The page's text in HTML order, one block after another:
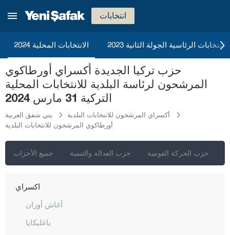
انتخابات
الانتخابات المحلية 2024 2023 الانتخابات الرئاسية الجولة الثانية
حزب تركيا الجديدة أكسراي أورطاكوي
المرشحون لرئاسة البلدية للانتخابات المحلية
التركية 31 مارس 2024
يني شفق العربية
أكسراي المرشحون للانتخابات البلدية
أورطاكوي المرشحون للانتخابات البلدية
جميع الأحزاب حزب العدالة والتنمية حزب الحركة القومية
إسطنبول
أنقرة
إزمير
أضنة
أديامان
أغري
أكسراي
أغاش أوران
باغليكايا